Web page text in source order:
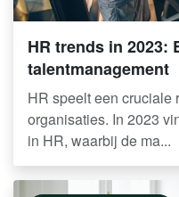
HR trends in 2023:
talentmanagement
HR speelt een cruciale
organisaties. In 2023
in HR, waarbij de ma...